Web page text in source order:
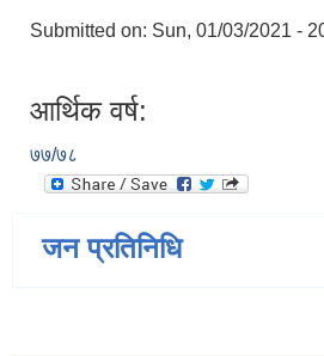
Submitted on: Sun, 01/03/2021 -
आर्थिक वर्ष:
७७/७८
जन प्रतिनिधि